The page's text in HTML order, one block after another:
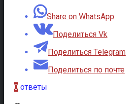
Share on WhatsApp
Поделиться Vk
Поделиться Telegram
Поделиться по почте
0 ответы